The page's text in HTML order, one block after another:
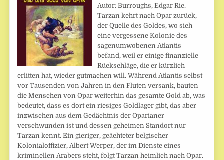
Autor: Burroughs, Edgar Ric.
Tarzan kehrt nach Opar zurück,
der Quelle des Goldes, wo sich
eine vergessene Kolonie des
sagenumwobenen Atlantis
befand, weil er einige finanzielle
Rückschläge, die er kürzlich
erlitten hat, wieder gutmachen will. Während Atlantis selbst
vor Tausenden von Jahren in den Fluten versank, bauten
die Menschen von Opar weiterhin das gesamte Gold ab, was
bedeutet, dass es dort ein riesiges Goldlager gibt, das aber
inzwischen aus dem Gedächtnis der Oparianer
verschwunden ist und dessen geheimen Standort nur
Tarzan kennt. Ein gieriger, geächteter belgischer
Kolonialoffizier, Albert Werper, der im Dienste eines
kriminellen Arabers steht, folgt Tarzan heimlich nach Opar.